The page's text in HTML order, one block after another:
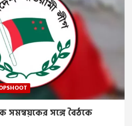
সঙ্গে বৈঠকে